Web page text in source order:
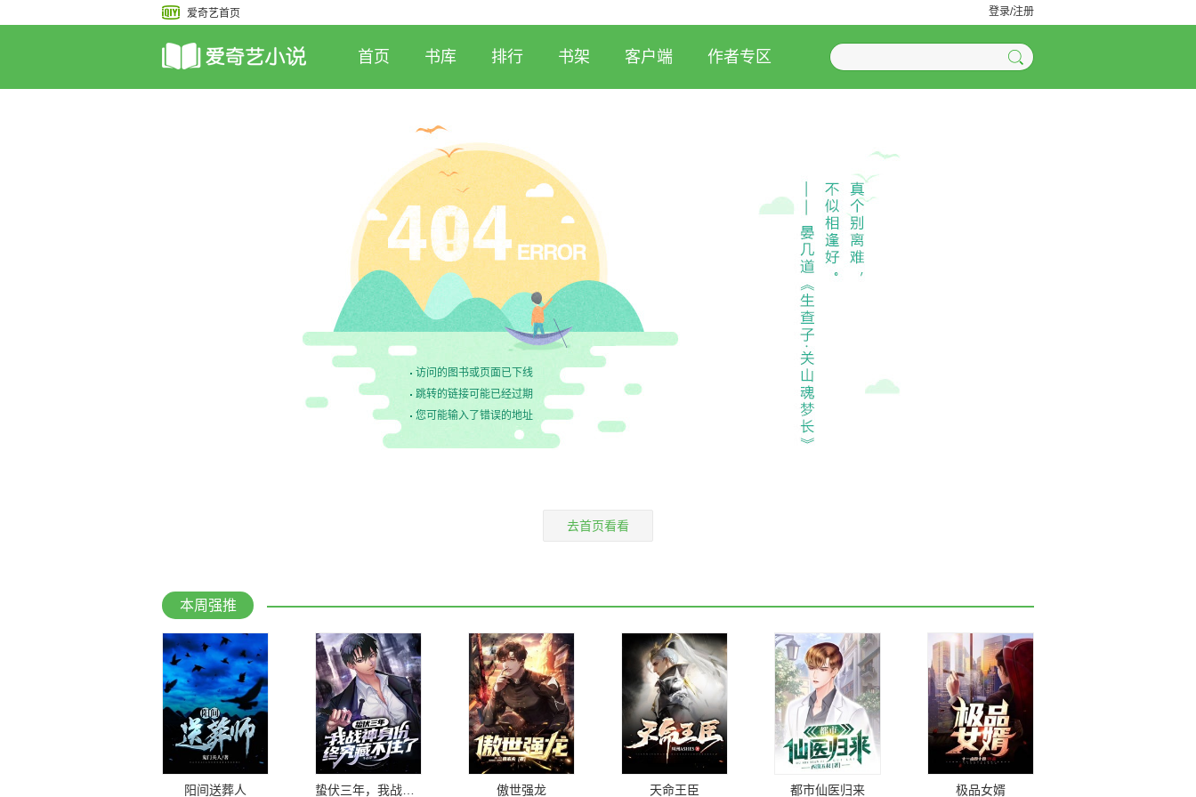
爱奇艺首页 登录/注册
首页 书库 排行 书架 客户端 作者专区
访问的图书或页面已下线
跳转的链接可能已经过期
您可能输入了错误的地址
去首页看看
本周强推
阳间送葬人 傲世强龙 天命王臣 都市仙医归来 极品女婿